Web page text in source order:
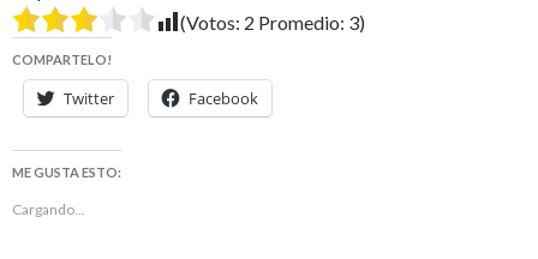
(Votos: 2 Promedio: 3)
COMPARTELO!
Twitter Facebook
ME GUSTA ESTO:
Cargando...